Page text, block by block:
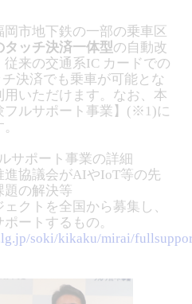
市地下鉄の一部の乗車区
ッチ決済一体型の自動改
来の交通系IC カードでの
決済でも乗車が可能とな
用いただけます。なお、本
フルサポート事業】(※1)に
サポート事業の詳細
協議会がAIやIoT等の先
題の解決等
クトを全国から募集し、
ートするもの。
soki/kikaku/mirai/